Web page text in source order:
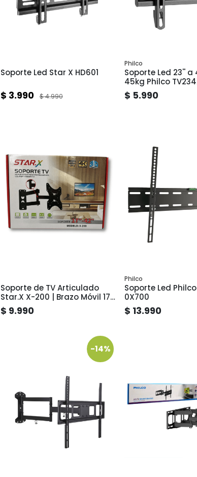
Soporte Led Star X HD601
$ 3.990 $ 4.990
Philco
Soporte Led 23''
45kg Philco
$ 5.990
Soporte de TV Articulado
Star.X X-200 | Brazo Móvil 17"
a 42" pulgadas
$ 9.990
Philco
Soporte Led
0X700
$ 13.990
-14%